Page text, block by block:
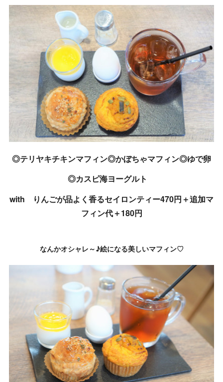
◎テリヤキチキンマフィン◎かぼちゃマフィン◎ゆで卵
◎カスピ海ヨーグルト
with りんごが品よく香るセイロンティー470円＋追加マ
フィン代＋180円
なんかオシャレ～♪絵になる美しいマフィン♡